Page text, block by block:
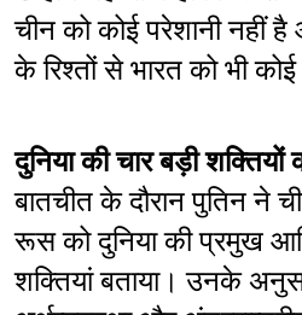
चीन को कोई परेशानी नहीं
के रिश्तों से भारत को भी
दुनिया की चार बड़ी शक्तियों
बातचीत के दौरान पुतिन ने
रूस को दुनिया की प्रमुख
शक्तियां बताया। उनके